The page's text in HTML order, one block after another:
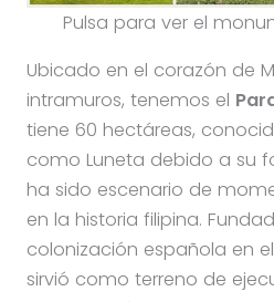
Pulsa para ver el
Ubicado en el corazón de
intramuros, tenemos el
tiene 60 hectáreas,
como Luneta debido a su
ha sido escenario de
en la historia filipina.
colonización española en
sirvió como terreno de